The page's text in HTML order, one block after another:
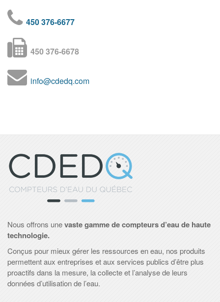
450 376-6677
450 376-6678
info@cdedq.com
Nous offrons unevaste gamme de compteurs d’eau de haute
technologie.
Conçus pour mieux gérer les ressources en eau, nos produits
permettent aux entreprises et aux services publics d’être plus
proactifs dans la mesure, la collecte et l’analyse de leurs
données d’utilisation de l’eau.